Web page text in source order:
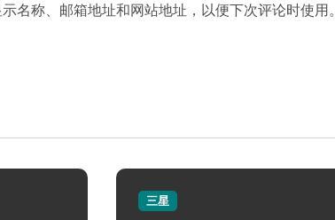
名称、邮箱地址和网站地址，以便下次评论时使用。
三星